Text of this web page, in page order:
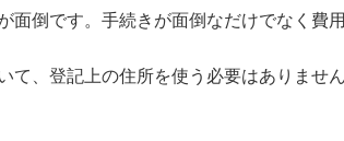
面倒です。手続きが面倒なだけでなく費
て、登記上の住所を使う必要はありま